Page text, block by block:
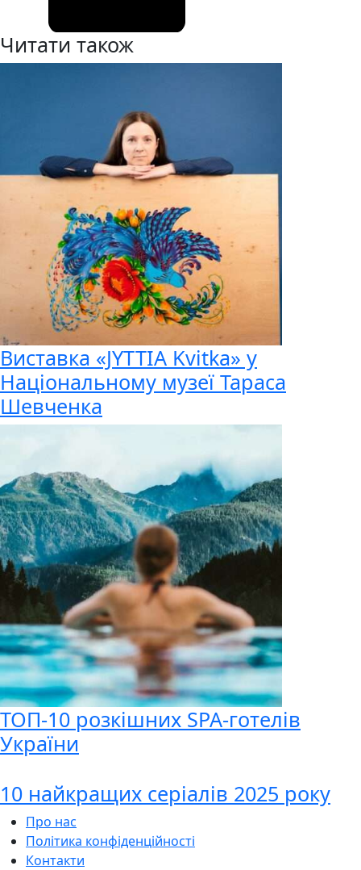
Читати також
Виставка «JYTTIA Kvitka» у
Національному музеї Тараса
Шевченка
ТОП-10 розкішних SPA-готелів
України
10 найкращих серіалів 2025 року
Про нас
Політика конфіденційності
Контакти